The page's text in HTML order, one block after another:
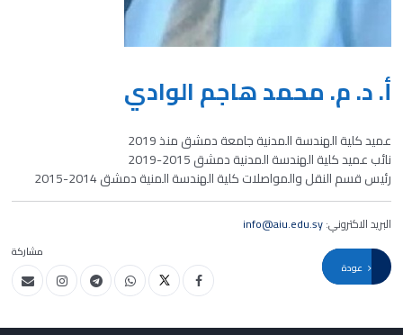
أ. د. م. محمد هاجم الوادي
عميد كلية الهندسة المدنية جامعة دمشق منذ 2019
نائب عميد كلية الهندسة المدنية دمشق 2015-2019
رئيس قسم النقل والمواصلات كلية الهندسة المنية دمشق 2014-2015
البريد الاكتروني:info@aiu.edu.sy
مشاركة